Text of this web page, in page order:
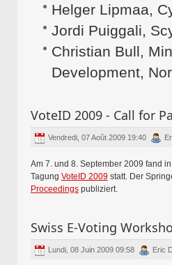
Helger Lipmaa,
Jordi Puiggali,
Christian Bull,
Development,
VoteID 2009 - Call for
Vendredi, 07 Août 2009 19:40
Am 7. und 8. September 2009 fand
Tagung VoteID 2009statt. Der
Proceedingspubliziert.
Swiss E-Voting
Lundi, 08 Juin 2009 09:58 Eric